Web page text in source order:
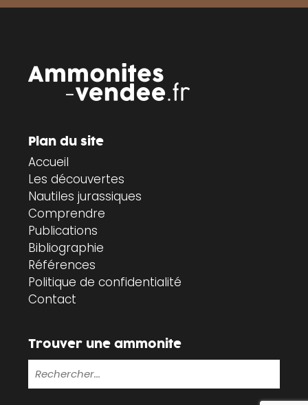
Plan du site
Accueil
Les découvertes
Nautiles jurassiques
Comprendre
Publications
Bibliographie
Références
Politique de confidentialité
Contact
Trouver une ammonite